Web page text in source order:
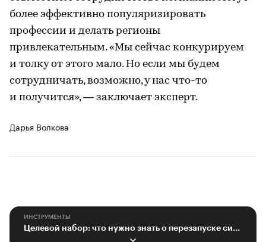
более эффективно популяризировать
профессии и делать регионы
привлекательным. «Мы сейчас конкурируем
и толку от этого мало. Но если мы будем
сотрудничать, возможно, у нас что-то
и получится», — заключает эксперт.
Дарья Волкова
ИНСТРУМЕНТЫ
Целевой набор: что нужно знать о перезапуске системы обучения